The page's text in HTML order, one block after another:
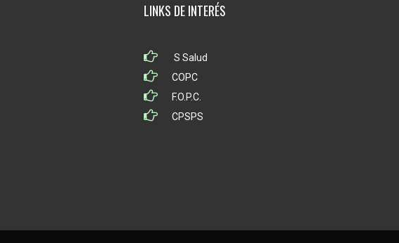
LINKS DE INTERÉS
S Salud
COPC
F.O.P.C.
CPSPS